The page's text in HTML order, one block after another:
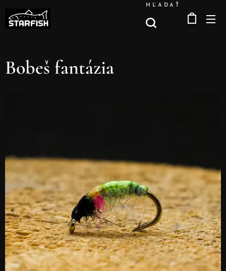
HĽADAŤ
Bobeš fantázia